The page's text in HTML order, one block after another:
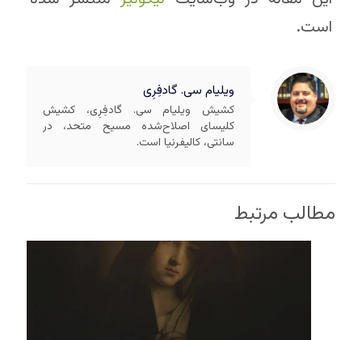
است.
ویلیام سی. گادفِرِی
کشیش ویلیام سی. گادفِرِی، کشیش
کلیسای اصلاح‌شده مسیح متحد، در
سانتی، کالیفرنیا است.
مطالب مرتبط